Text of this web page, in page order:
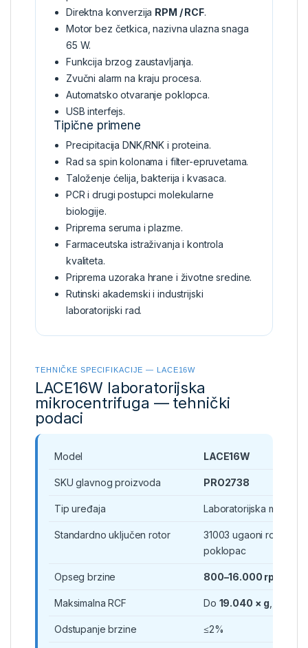
Direktna konverzija RPM / RCF.
Motor bez četkica, nazivna ulazna snaga
65 W.
Funkcija brzog zaustavljanja.
Zvučni alarm na kraju procesa.
Automatsko otvaranje poklopca.
USB interfejs.
Tipične primene
Precipitacija DNK/RNK i proteina.
Rad sa spin kolonama i filter-epruvetama.
Taloženje ćelija, bakterija i kvasaca.
PCR i drugi postupci molekularne
biologije.
Priprema seruma i plazme.
Farmaceutska istraživanja i kontrola
kvaliteta.
Priprema uzoraka hrane i životne sredine.
Rutinski akademski i industrijski
laboratorijski rad.
TEHNIČKE SPECIFIKACIJE — LACE16W
LACE16W laboratorijska
mikrocentrifuga — tehnički
podaci
Model LACE16W
SKU glavnog proizvoda PRO2738
Tip uređaja Laboratorijska
Standardno uključen rotor
31003 ugaoni rotor, 12
poklopac
Opseg brzine 800–16.000 rpm
Maksimalna RCF Do 19.040 × g
Odstupanje brzine ≤2%